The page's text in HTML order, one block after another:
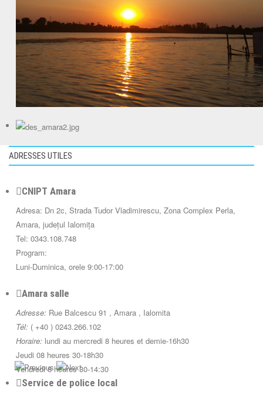
ADRESSES UTILES
CNIPT Amara
Adresa: Dn 2c, Strada Tudor Vladimirescu, Zona Complex Perla,
Amara, județul Ialomița
Tel: 0343.108.748
Program:
Luni-Duminica, orele 9:00-17:00
Amara salle
Adresse: Rue Balcescu 91 , Amara , Ialomita
Tél: ( +40 ) 0243.266.102
Horaire: lundi au mercredi 8 heures et demie-16h30
Jeudi 08 heures 30-18h30
Vendredi 8 heures 30-14:30
Service de police local